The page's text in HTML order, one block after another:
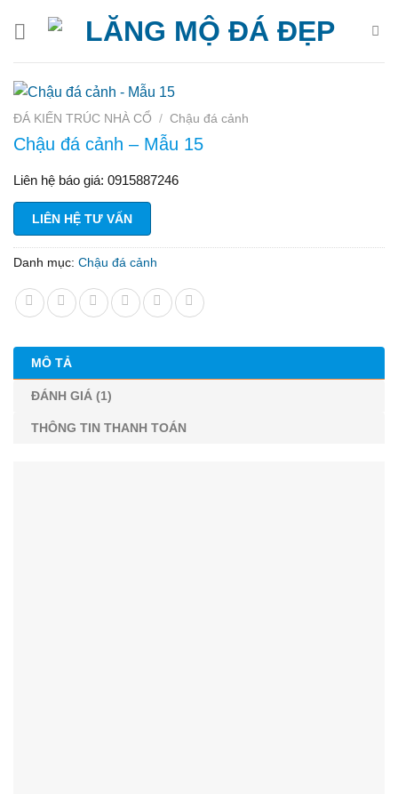
ĐÁ KIẾN TRÚC NHÀ CỔ / Chậu đá cảnh
Chậu đá cảnh – Mẫu 15
Liên hệ báo giá: 0915887246
LIÊN HỆ TƯ VẤN
Danh mục: Chậu đá cảnh
MÔ TẢ
ĐÁNH GIÁ (1)
THÔNG TIN THANH TOÁN